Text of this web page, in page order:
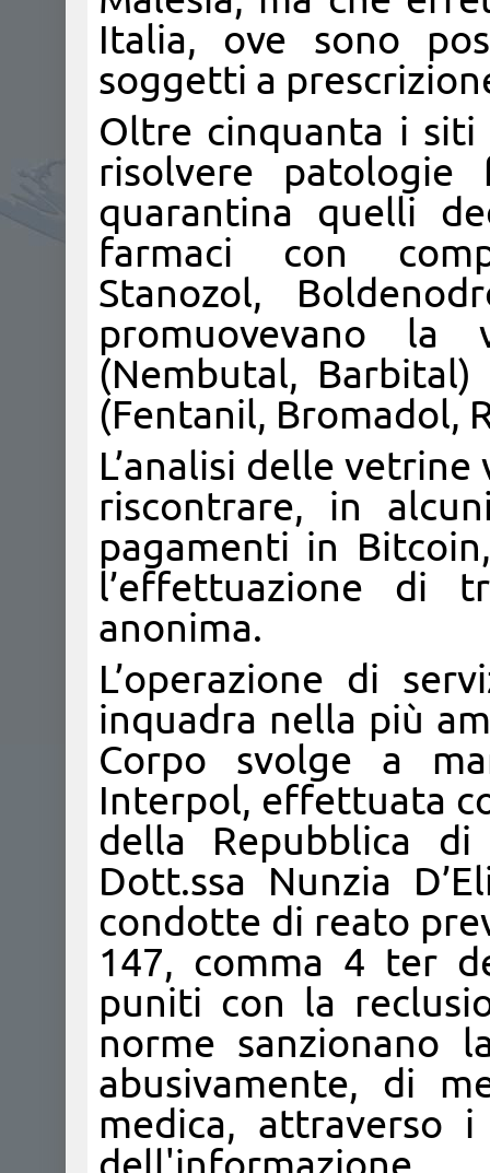
Italia, ove sono
soggetti a
Oltre cinquanta i siti
risolvere patologie
quarantina quelli
farmaci con
Stanozol,
promuovevano la
(Nembutal,
(Fentanil, Bromadol,
L’analisi delle
riscontrare, in
pagamenti in
l’effettuazione di
anonima.
L’operazione di
inquadra nella più
Corpo svolge a
Interpol, effettuata
della Repubblica
Dott.ssa Nunzia
condotte di reato
147, comma 4 ter
puniti con la
norme sanzionano
abusivamente, di
medica, attraverso
dell'informazione.